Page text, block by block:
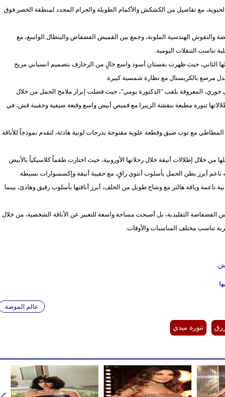
مع تفاصيل من الكشكش والأكمام الطويلة والحزام المحدد لمنطقة الخصر فوق
والنقوش الهندسية الملونة، وجمع بين القميص الفضفاض والبنطال الواسع، مع
تناسب التنقلات اليومية.
الثاني، حيث ظهرت بفستان أسود واسع خالٍ من الزخارف بتصميم انسيابي مريح
مرصع بالكريستال مع نظارة شمسية كبيرة.
خوري، المعروفة بلقب "الدكتورة يومي"، حيث فضلت إبراز ملامح الحمل من خلال
تنورة مطبعة بنقشة الزيبرا مع قميص أبيض واسع وقبعة صيفية وحقيبة قش، في
مع توب ضيق وقطعة علوية مفتوحة بدرجات لونية هادئة، لتقدم نموذجاً للأناقة
خلال إطلالات أنيقة خلال رحلاتها الأوروبية، حيث اختارت طقماً كلاسيكياً بالأبيض
ناعم أبرز بطن الحمل بأسلوب أنثوي راقٍ، مع حقيبة أنيقة وإكسسوارات بسيطة.
ناعمة وياقة هالتر مع وشاح طويل من الخلف، أبرز أناقتها بأسلوب رقيق وهادئ، بينما
الفضفاضة التقليدية، بل أصبحت مساحة واسعة للتعبير عن الأناقة الشخصية، من خلال
تناسب مختلف المناسبات والأوقات.
عالم الموضة
تنورة ميدي